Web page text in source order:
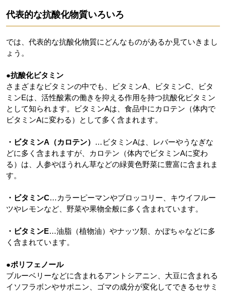
代表的な抗酸化物質いろいろ
では、代表的な抗酸化物質にどんなものがあるか見ていきまし
ょう。
●抗酸化ビタミン
さまざまなビタミンの中でも、ビタミンA、ビタミンC、ビタ
ミンEは、活性酸素の働きを抑える作用を持つ抗酸化ビタミン
として知られます。ビタミンAは、食品中にカロテン（体内で
ビタミンAに変わる）として多く含まれます。
・ビタミンA（カロテン）
…ビタミンAは、レバーやうなぎな
どに多く含まれますが、カロテン（体内でビタミンAに変わ
る）は、人参やほうれん草などの緑黄色野菜に豊富に含まれま
す。
・ビタミンC…カラーピーマンやブロッコリー、キウイフルー
ツやレモンなど、野菜や果物全般に多く含まれています。
・ビタミンE…油脂（植物油）やナッツ類、かぼちゃなどに多
く含まれています。
●ポリフェノール
ブルーベリーなどに含まれるアントシアニン、大豆に含まれる
イソフラボンやサポニン、ゴマの成分が変化してできるセサミ